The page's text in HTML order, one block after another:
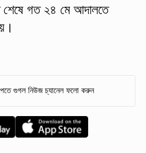
গত ২৪ মে আদালতে
গুগল নিউজ চ্যানেল ফলো করুন